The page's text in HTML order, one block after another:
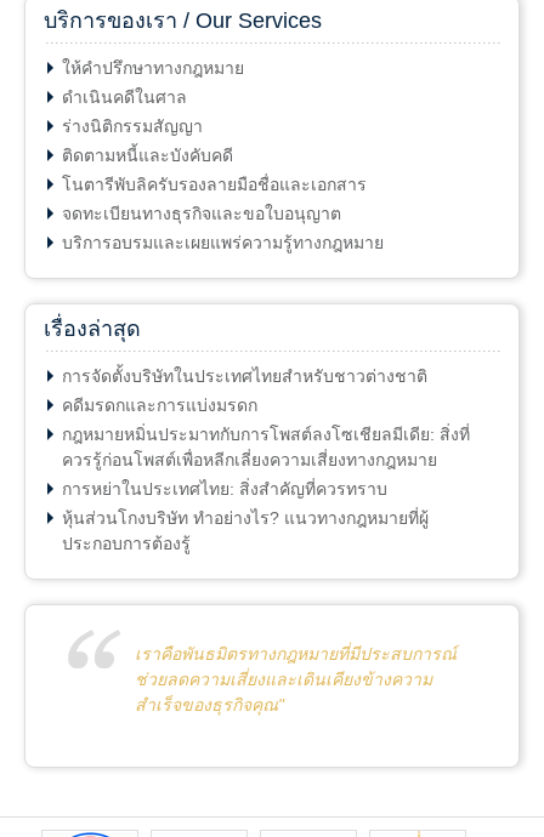
บริการของเรา / Our Services
ให้คำปรึกษาทางกฎหมาย
ดำเนินคดีในศาล
ร่างนิติกรรมสัญญา
ติดตามหนี้และบังคับคดี
โนตารีพับลิครับรองลายมือชื่อและเอกสาร
จดทะเบียนทางธุรกิจและขอใบอนุญาต
บริการอบรมและเผยแพร่ความรู้ทางกฎหมาย
เรื่องล่าสุด
การจัดตั้งบริษัทในประเทศไทยสำหรับชาวต่างชาติ
คดีมรดกและการแบ่งมรดก
กฎหมายหมิ่นประมาทกับการโพสต์ลงโซเชียลมีเดีย: สิ่งที่
ควรรู้ก่อนโพสต์เพื่อหลีกเลี่ยงความเสี่ยงทางกฎหมาย
การหย่าในประเทศไทย: สิ่งสำคัญที่ควรทราบ
หุ้นส่วนโกงบริษัท ทำอย่างไร? แนวทางกฎหมายที่ผู้
ประกอบการต้องรู้
เราคือพันธมิตรทางกฎหมายที่มีประสบการณ์
ช่วยลดความเสี่ยงและเดินเคียงข้างความ
สำเร็จของธุรกิจคุณ"